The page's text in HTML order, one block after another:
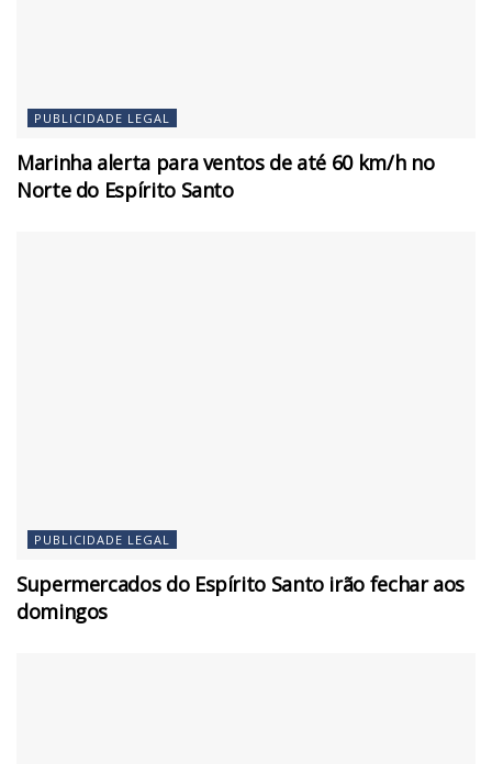
PUBLICIDADE LEGAL
Marinha alerta para ventos de até 60 km/h no
Norte do Espírito Santo
PUBLICIDADE LEGAL
Supermercados do Espírito Santo irão fechar aos
domingos